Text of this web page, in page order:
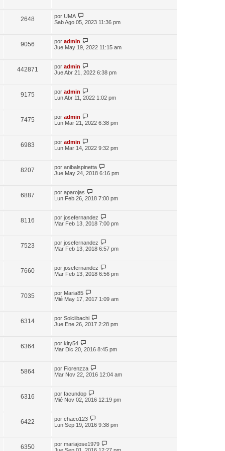
2648 por UMA
Sab Ago 05, 2023 11:36 pm
9056 por admin
Jue May 19, 2022 11:15 am
442871 por admin
Jue Abr 21, 2022 6:38 pm
9175 por admin
Lun Abr 11, 2022 1:02 pm
7475 por admin
Lun Mar 21, 2022 6:38 pm
6983 por admin
Lun Mar 14, 2022 9:32 pm
8207 por anibalspinetta
Jue May 24, 2018 6:16 pm
6887 por aparojas
Lun Feb 26, 2018 7:00 pm
8116 por josefernandez
Mar Feb 13, 2018 7:00 pm
7523 por josefernandez
Mar Feb 13, 2018 6:57 pm
7660 por josefernandez
Mar Feb 13, 2018 6:56 pm
7035 por Maria85
Mié May 17, 2017 1:09 am
6314 por Solciibachi
Jue Ene 26, 2017 2:28 pm
6364 por kity54
Mar Dic 20, 2016 8:45 pm
5864 por Fiorenzza
Mar Nov 22, 2016 12:04 am
6316 por facundop
Mié Nov 02, 2016 12:19 pm
6422 por chaco123
Lun Sep 19, 2016 9:38 pm
6350 por mariajose1979
Jue Sep 01, 2016 12:27 pm